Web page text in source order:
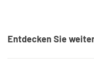
Entdecken Sie